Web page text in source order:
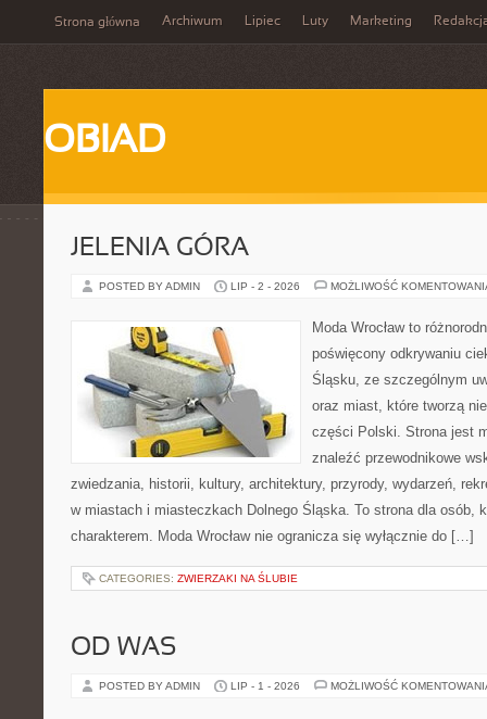
Strona główna Archiwum Lipiec Luty Marketing
OBIAD
JELENIA GÓRA
POSTED BY ADMIN LIP - 2 - 2026 MOŻLIWOŚĆ
Moda Wrocław to
poświęcony odkrywaniu
Śląsku, ze szczególnym
oraz miast, które tworzą
części Polski. Strona jest
znaleźć przewodnikowe
zwiedzania, historii, kultury, architektury, przyrody, wydarzeń,
w miastach i miasteczkach Dolnego Śląska. To strona dla osób,
charakterem. Moda Wrocław nie ogranicza się wyłącznie do […]
CATEGORIES: ZWIERZAKI NA ŚLUBIE
OD WAS
POSTED BY ADMIN LIP - 1 - 2026 MOŻLIWOŚĆ